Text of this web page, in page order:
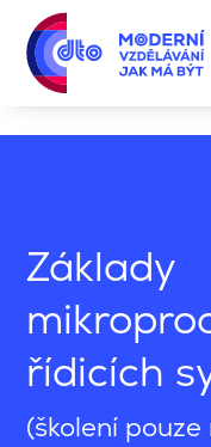
Základy
řídicích
(školení